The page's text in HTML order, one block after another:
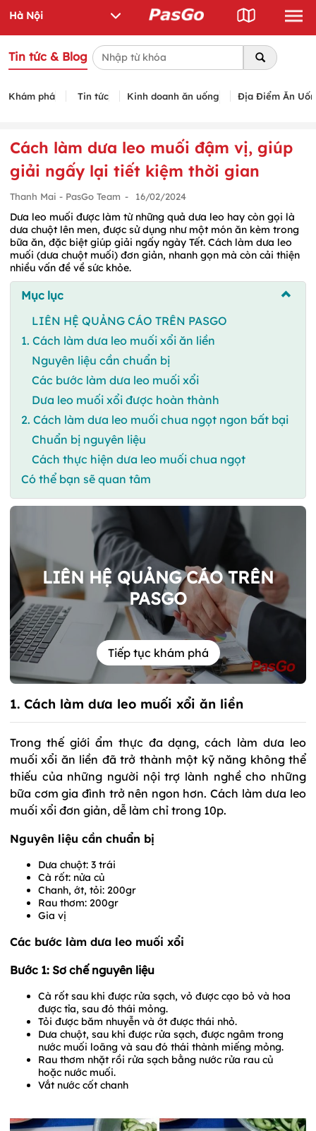
Tin tức & Blog
Khám phá Tin tức Kinh doanh ăn uống Địa Điểm Ăn
Cách làm dưa leo muối đậm vị, giúp
giải ngấy lại tiết kiệm thời gian
Thanh Mai - PasGo Team - 16/02/2024
Dưa leo muối được làm từ những quả dưa leo hay còn gọi là
dưa chuột lên men, được sử dụng như một món ăn kèm trong
bữa ăn, đặc biệt giúp giải ngấy ngày Tết. Cách làm dưa leo
muối (dưa chuột muối) đơn giản, nhanh gọn mà còn cải thiện
nhiều vấn đề về sức khỏe.
Mục lục
LIÊN HỆ QUẢNG CÁO TRÊN PASGO
1. Cách làm dưa leo muối xổi ăn liền
Nguyên liệu cần chuẩn bị
Các bước làm dưa leo muối xổi
Dưa leo muối xổi được hoàn thành
2. Cách làm dưa leo muối chua ngọt ngon bất bại
Chuẩn bị nguyên liệu
Cách thực hiện dưa leo muối chua ngọt
Có thể bạn sẽ quan tâm
LIÊN HỆ QUẢNG CÁO TRÊN
PASGO
Tiếp tục khám phá
1. Cách làm dưa leo muối xổi ăn liền
Trong thế giới ẩm thực đa dạng, cách làm dưa leo
muối xổi ăn liền đã trở thành một kỹ năng không thể
thiếu của những người nội trợ lành nghề cho những
bữa cơm gia đình trở nên ngon hơn. Cách làm dưa leo
muối xổi đơn giản, dễ làm chỉ trong 10p.
Nguyên liệu cần chuẩn bị
Dưa chuột: 3 trái
Cà rốt: nửa củ
Chanh, ớt, tỏi: 200gr
Rau thơm: 200gr
Gia vị
Các bước làm dưa leo muối xổi
Bước 1: Sơ chế nguyên liệu
Cà rốt sau khi được rửa sạch, vỏ được cạo bỏ và hoa
được tỉa, sau đó thái mỏng.
Tỏi được băm nhuyễn và ớt được thái nhỏ.
Dưa chuột, sau khi được rửa sạch, được ngâm trong
nước muối loãng và sau đó thái thành miếng mỏng.
Rau thơm nhặt rồi rửa sạch bằng nước rửa rau củ
hoặc nước muối.
Vắt nước cốt chanh